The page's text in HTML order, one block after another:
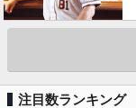
注目数ランキング